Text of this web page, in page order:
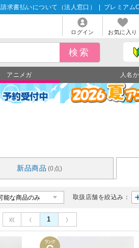
請求書払いについて（法人窓口） プレミアム
ログイン お気に入り
アニメガ 人名
新品商品 (0点)
取扱店舗を絞込み：
1